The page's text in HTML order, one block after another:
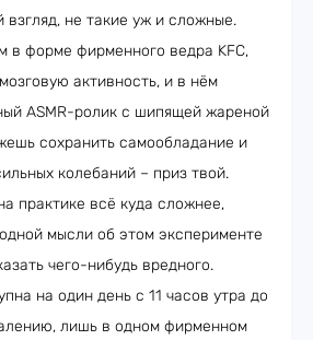
взгляд, не такие уж и сложные.
в форме фирменного ведра KFC,
активность, и в нём
ASMR-ролик с шипящей жареной
сохранить самообладание и
колебаний – приз твой.
практике всё куда сложнее,
мысли об этом эксперименте
чего-нибудь вредного.
на один день с 11 часов утра до
лишь в одном фирменном